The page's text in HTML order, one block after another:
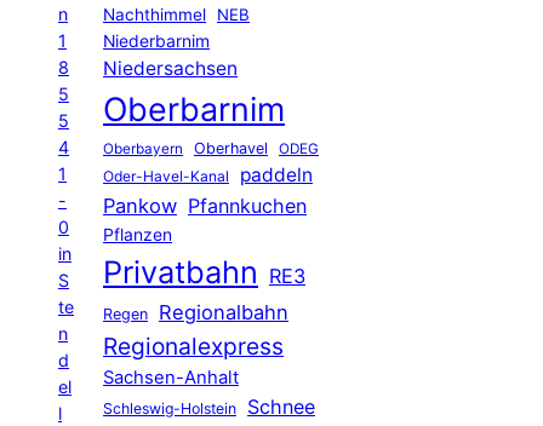
n
1
8
5
5
4
1
-
0
in
S
te
n
d
el
l
Nachthimmel
NEB
Niederbarnim
Niedersachsen
Oberbarnim
Oberbayern Oberhavel ODEG
Oder-Havel-Kanal paddeln
Pankow Pfannkuchen
Pflanzen
Privatbahn RE3
Regen Regionalbahn
Regionalexpress
Sachsen-Anhalt
Schleswig-Holstein Schnee